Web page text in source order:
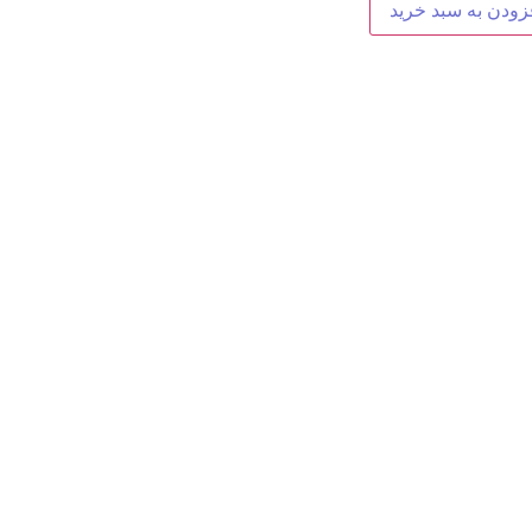
به سبد خرید